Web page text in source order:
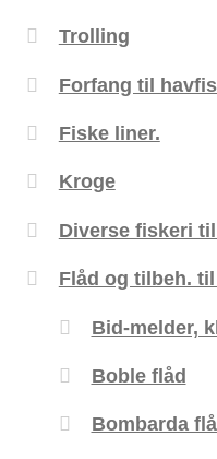
Trolling
Forfang til
Fiske liner.
Kroge
Diverse fiskeri
Flåd og tilbeh.
Bid-melder,
Boble flåd
Bombarda